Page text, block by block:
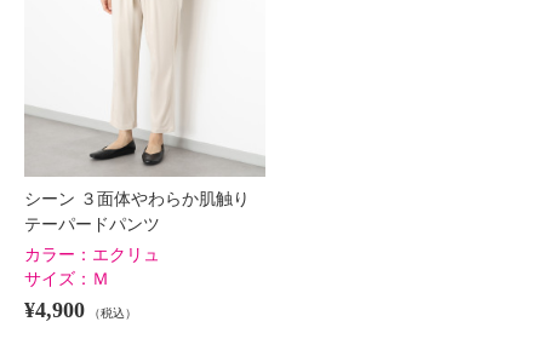
シーン ３面体やわらか肌触り
テーパードパンツ
カラー： エクリュ
サイズ： Ｍ
¥4,900 （税込）